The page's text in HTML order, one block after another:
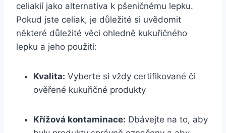
celiakií jako alternativa k pšeničnému lepku.
Pokud jste celiak, je důležité si uvědomit
některé důležité věci ohledně kukuřičného
lepku a jeho použití:
Kvalita: Vyberte si vždy certifikované či
ověřené kukuřičné produkty
Křížová kontaminace: Dbávejte na to, aby